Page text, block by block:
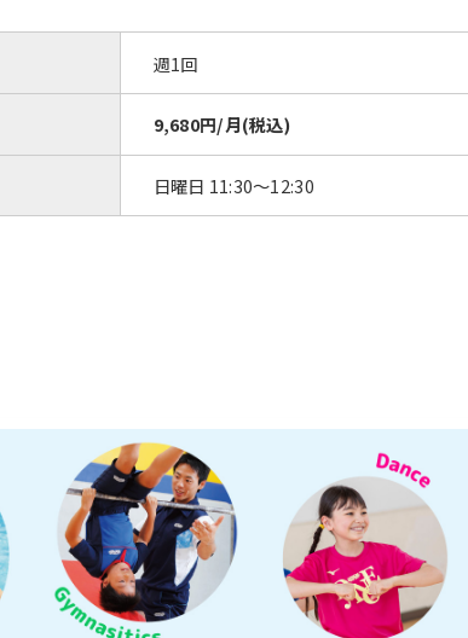
週1回
9,680円/月(税込)
日曜日 11:30〜12:30
For foreigners
translation service, the Japanese
version of this website will be
translated mechanically, so it may
not be an accurate translation.
The translation may differ from the
original content. We ask that you
fully understand this before using
the service.